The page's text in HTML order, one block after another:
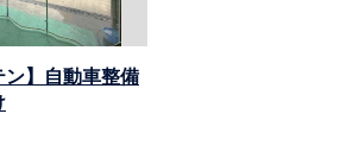
ン】自動車整備